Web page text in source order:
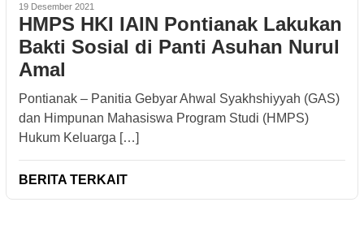
19 Desember 2021
HMPS HKI IAIN Pontianak Lakukan
Bakti Sosial di Panti Asuhan Nurul
Amal
Pontianak – Panitia Gebyar Ahwal Syakhshiyyah (GAS)
dan Himpunan Mahasiswa Program Studi (HMPS)
Hukum Keluarga […]
BERITA TERKAIT